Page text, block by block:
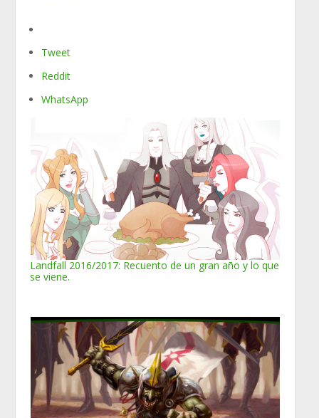
Tweet
Reddit
WhatsApp
Landfall 2016/2017: Recuento de un gran año y lo que
se viene.